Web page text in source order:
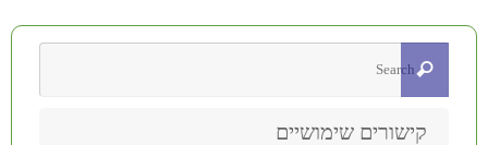
קישורים שימושיים